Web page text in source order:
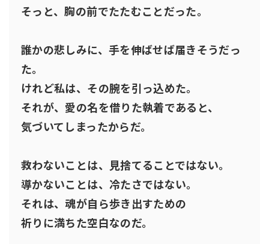
そっと、胸の前でたたむことだった。
誰かの悲しみに、手を伸ばせば届きそうだっ
た。
けれど私は、その腕を引っ込めた。
それが、愛の名を借りた執着であると、
気づいてしまったからだ。
救わないことは、見捨てることではない。
導かないことは、冷たさではない。
それは、魂が自ら歩き出すための
祈りに満ちた空白なのだ。